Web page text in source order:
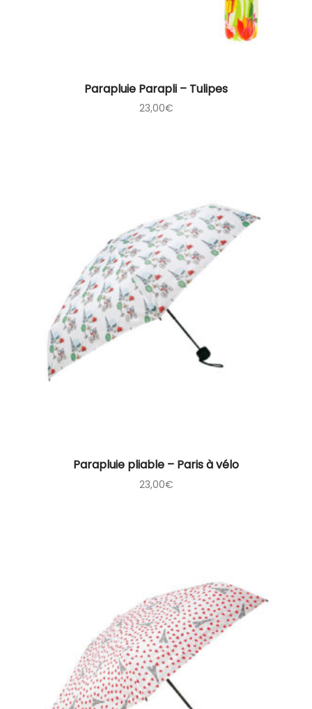
Parapluie Parapli – Tulipes
23,00€
Parapluie pliable – Paris à vélo
23,00€